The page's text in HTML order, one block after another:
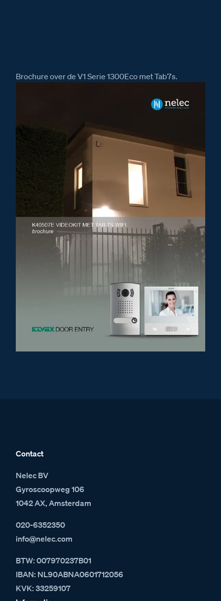
Brochure over de V1 Serie 1300Eco met Tab7s.
Contact
Nelec BV
Gyroscoopweg 106
1042 AX, Amsterdam
020-6352350
info@nelec.com
BTW: 007970237B01
IBAN: NL90ABNA0601712056
KVK: 33259107